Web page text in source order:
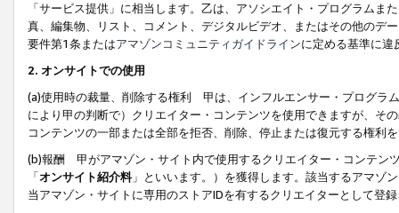
「サービス提供」に相当します。乙は、アソシエイト・プログラム
真、編集物、リスト、コメント、デジタルビデオ、またはその他のデ
要件第1条またはアマゾンコミュニティガイドラインに定める基準に違
2. オンサイトでの使用
(a)使用時の裁量、削除する権利 甲は、インフルエンサー・プログラ
により甲の判断で）クリエイター・コンテンツを使用できますが、そ
コンテンツの一部または全部を拒否、削除、停止または復元する権利
(b)報酬 甲がアマゾン・サイト内で使用するクリエイター・コンテン
「オンサイト紹介料」といいます。）を獲得します。該当するアマゾ
当アマゾン・サイトに専用のストアIDを有するクリエイターとして登